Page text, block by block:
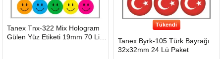
GÖNDERİ
Tanex Tnx-322 Mix Hologram
Gülen Yüz Etiketi 19mm 70 Li
Tükendi
Tanex Byrk-105 Türk Bayrağı
32x32mm 24 Lü Paket